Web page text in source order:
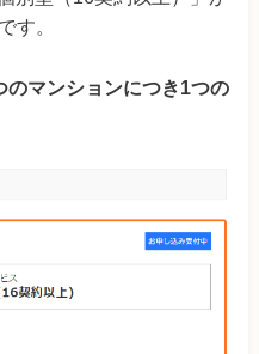
す。
のマンションにつき1つの